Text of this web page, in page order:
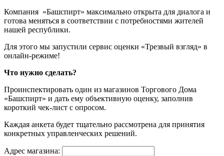
Компания «Башспирт» максимально открыта для диалога и
готова меняться в соответствии с потребностями жителей
нашей республики.
Для этого мы запустили сервис оценки «Трезвый взгляд» в
онлайн-режиме!
Что нужно сделать?
Проинспектировать один из магазинов Торгового Дома
«Башспирт» и дать ему объективную оценку, заполнив
короткий чек-лист с опросом.
Каждая анкета будет тщательно рассмотрена для принятия
конкретных управленческих решений.
Адрес магазина: